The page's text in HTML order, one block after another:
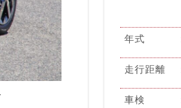
年式
走行距離
車検